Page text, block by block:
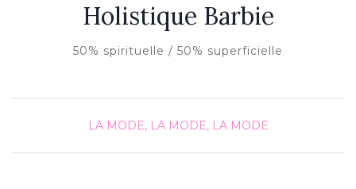
Holistique Barbie
50% spirituelle / 50% superficielle
LA MODE, LA MODE, LA MODE